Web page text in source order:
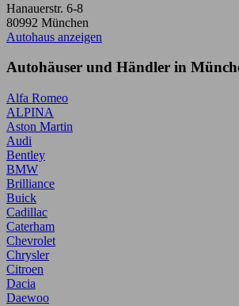
Hanauerstr. 6-8
80992 München
Autohaus anzeigen
Autohäuser und Händler in
Alfa Romeo
ALPINA
Aston Martin
Audi
Bentley
BMW
Brilliance
Buick
Cadillac
Caterham
Chevrolet
Chrysler
Citroen
Dacia
Daewoo